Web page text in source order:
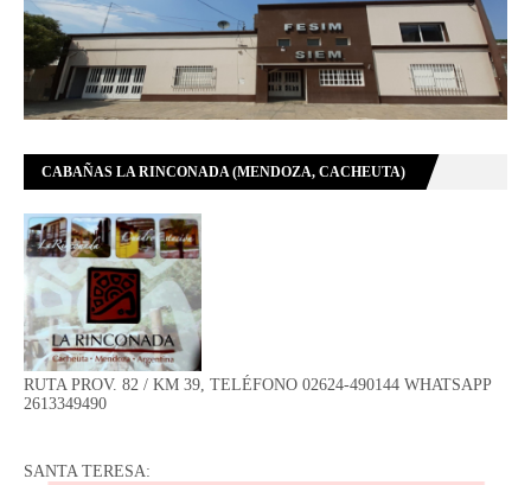
CABAÑAS LA RINCONADA (MENDOZA, CACHEUTA)
RUTA PROV. 82 / KM 39, TELÉFONO 02624-490144 WHATSAPP
2613349490
SANTA TERESA: